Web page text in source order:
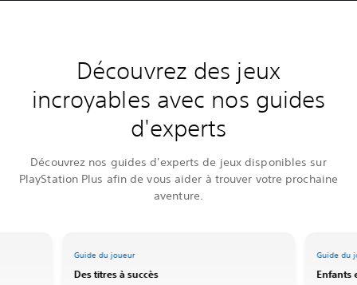
Découvrez des jeux
incroyables avec nos guides
d'experts
Découvrez nos guides d'experts de jeux disponibles sur
PlayStation Plus afin de vous aider à trouver votre prochaine
aventure.
Guide du joueur
Des titres à succès
Guide du
Enfants